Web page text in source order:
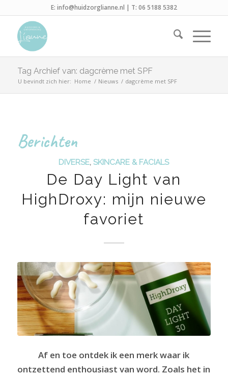
E: info@huidzorglianne.nl | T: 06 5188 5382
Tag Archief van: dagcrème met SPF
U bevindt zich hier: Home / Nieuws / dagcrème met SPF
Berichten
DIVERSE,SKINCARE & FACIALS
De Day Light van
HighDroxy: mijn nieuwe
favoriet
Af en toe ontdek ik een merk waar ik
ontzettend enthousiast van word. Zoals het in